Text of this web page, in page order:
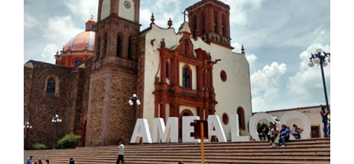
mantenimiento
preventivo
a
red
eléctrica
de